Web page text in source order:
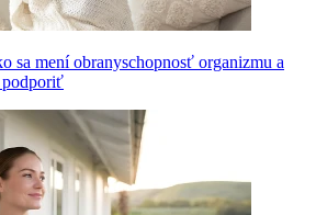
sa mení obranyschopnosť organizmu a
podporiť